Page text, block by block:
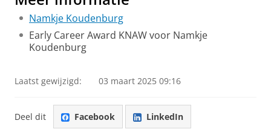
Namkje Koudenburg
Early Career Award KNAW voor Namkje
Koudenburg
Laatst gewijzigd: 03 maart 2025 09:16
Deel dit Facebook LinkedIn